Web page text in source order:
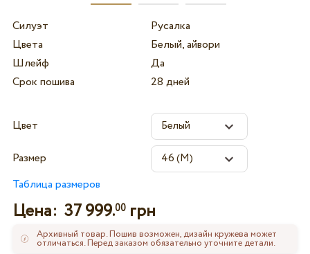
Силуэт
Русалка
Цвета
Белый, айвори
Шлейф
Да
Срок пошива
28 дней
Цвет
Размер
Таблица размеров
Цена: 37 999.00грн
Архивный товар. Пошив возможен, дизайн кружева может
отличаться. Перед заказом обязательно уточните детали.